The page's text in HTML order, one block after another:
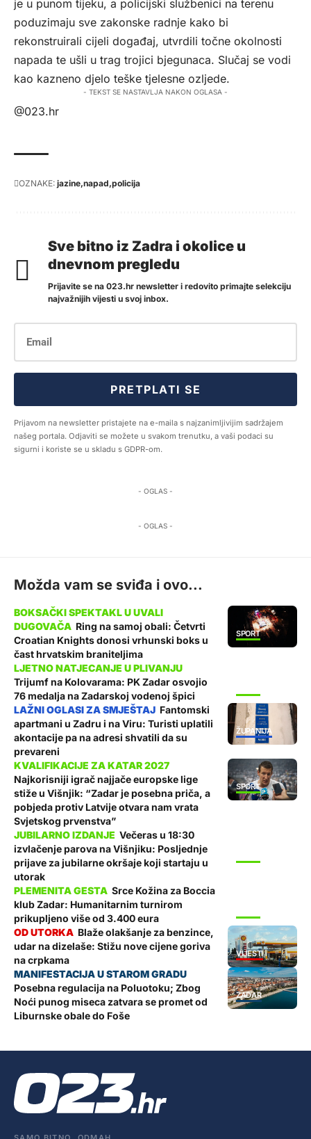
je u punom tijeku, a policijski službenici na terenu
poduzimaju sve zakonske radnje kako bi
rekonstruirali cijeli događaj, utvrdili točne okolnosti
napada te ušli u trag trojici bjegunaca. Slučaj se vodi
kao kazneno djelo teške tjelesne ozljede.
- TEKST SE NASTAVLJA NAKON OGLASA -
@023.hr
OZNAKE: jazine napad policija
Sve bitno iz Zadra i okolice u
dnevnom pregledu
Prijavite se na 023.hr newsletter i redovito primajte selekciju
najvažnijih vijesti u svoj inbox.
PRETPLATI SE
Prijavom na newsletter pristajete na e-maila s najzanimljivijim sadržajem
našeg portala. Odjaviti se možete u svakom trenutku, a vaši podaci su
sigurni i koriste se u skladu s GDPR-om.
- OGLAS -
- OGLAS -
Možda vam se sviđa i ovo...
SPORT
Ring na samoj obali: Četvrti
Croatian Knights donosi vrhunski boks u
čast hrvatskim braniteljima
Trijumf na Kolovarama: PK Zadar osvojio
76 medalja na Zadarskoj vodenoj špici
ŽUPANIJA
Fantomski
apartmani u Zadru i na Viru: Turisti uplatili
akontacije pa na adresi shvatili da su
prevareni
SPORT
Najkorisniji igrač najjače europske lige
stiže u Višnjik: “Zadar je posebna priča, a
pobjeda protiv Latvije otvara nam vrata
Svjetskog prvenstva”
Večeras u 18:30
izvlačenje parova na Višnjiku: Posljednje
prijave za jubilarne okršaje koji startaju u
utorak
Srce Kožina za Boccia
klub Zadar: Humanitarnim turnirom
prikupljeno više od 3.400 eura
VIJESTI
Blaže olakšanje za benzince,
udar na dizelaše: Stižu nove cijene goriva
na crpkama
ZADAR
Posebna regulacija na Poluotoku; Zbog
Noći punog miseca zatvara se promet od
Liburnske obale do Foše